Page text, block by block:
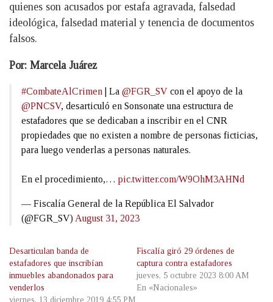
quienes son acusados por estafa agravada, falsedad
ideológica, falsedad material y tenencia de documentos
falsos.
Por: Marcela Juárez
#CombateAlCrimen | La @FGR_SV con el apoyo de la
@PNCSV, desarticuló en Sonsonate una estructura de
estafadores que se dedicaban a inscribir en el CNR
propiedades que no existen a nombre de personas ficticias,
para luego venderlas a personas naturales.
En el procedimiento,… pic.twitter.com/W9OhM3AHNd
— Fiscalía General de la República El Salvador
(@FGR_SV) August 31, 2023
Desarticulan banda de
estafadores que inscribían
inmuebles abandonados para
venderlos
viernes, 13 diciembre 2019 4:55 PM
Fiscalía giró 29 órdenes de
captura contra estafadores
jueves, 5 octubre 2023 8:00 AM
En «Nacionales»